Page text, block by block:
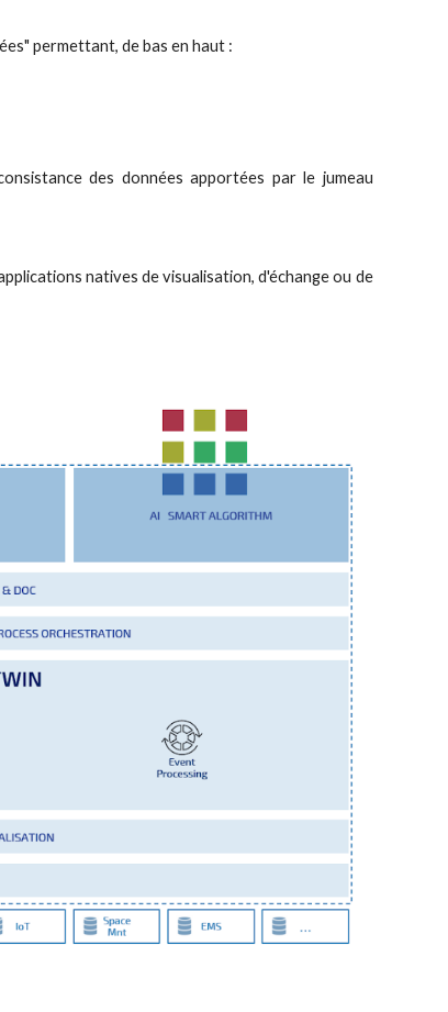
permettant, de bas en haut :
des données apportées par le jumeau
natives de visualisation, d'échange ou de